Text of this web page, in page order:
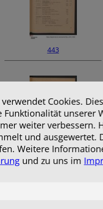
443
445
Cookies.
Funktionalität unserer
weiter verbessern.
und ausgewertet.
Weitere
und zu uns im